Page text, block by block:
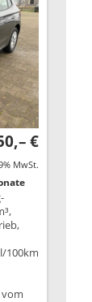
€
MwSt.
100km